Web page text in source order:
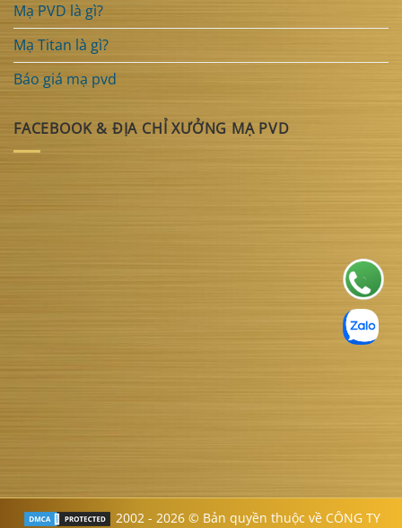
Mạ PVD là gì?
Mạ Titan là gì?
Báo giá mạ pvd
FACEBOOK & ĐỊA CHỈ XƯỞNG MẠ PVD
2002 - 2026 © Bản quyền thuộc về CÔNG TY